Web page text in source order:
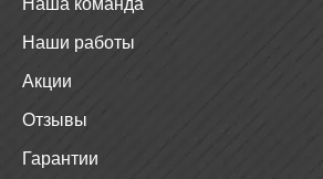
Наша команда
Наши работы
Акции
Отзывы
Гарантии